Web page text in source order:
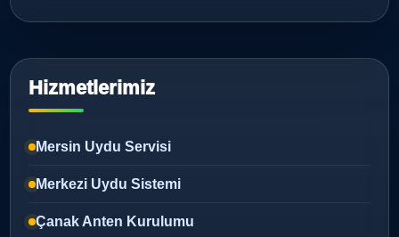
Hizmetlerimiz
Mersin Uydu Servisi
Merkezi Uydu Sistemi
Çanak Anten Kurulumu